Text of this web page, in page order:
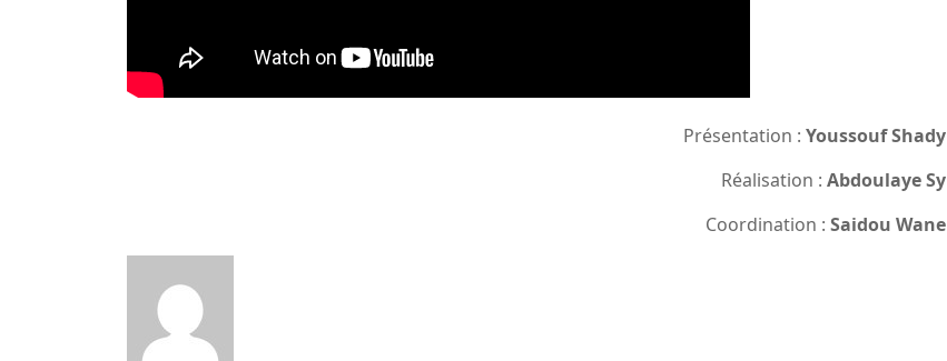
Présentation : Youssouf Shady
Réalisation : Abdoulaye Sy
Coordination : Saidou Wane